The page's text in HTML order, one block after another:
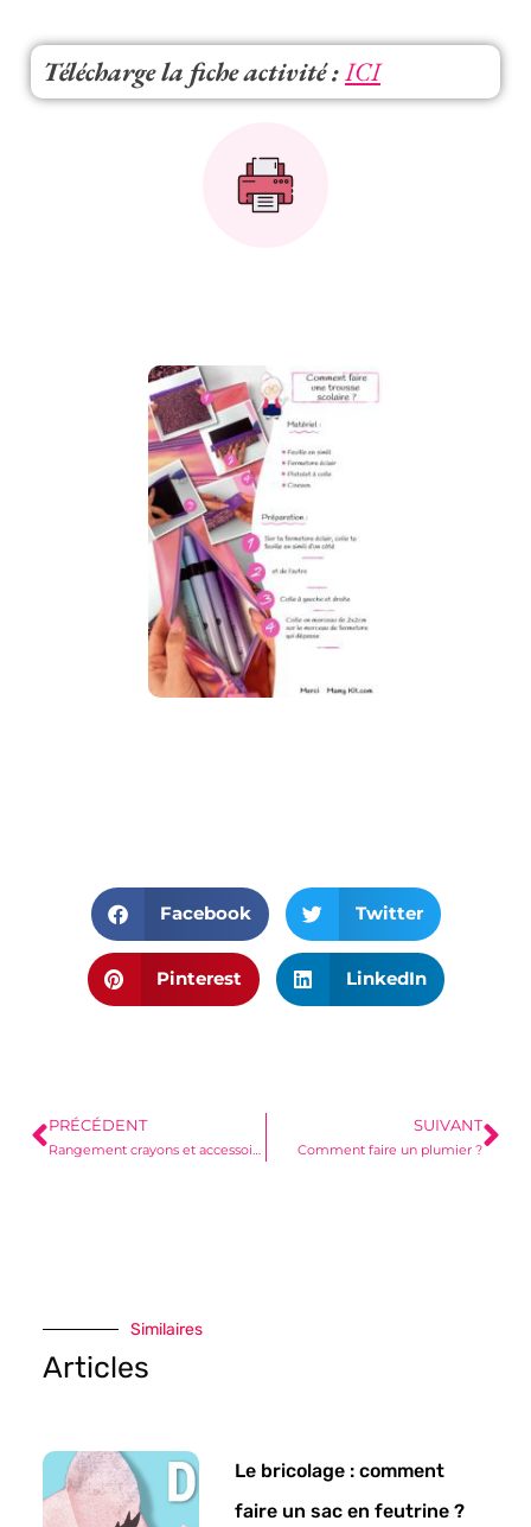
Télécharge la fiche activité :ICI
Facebook Twitter
Pinterest LinkedIn
PRÉCÉDENT
Rangement crayons et accessoires
SUIVANT
Comment faire un plumier ?
Similaires
Articles
Le bricolage : comment
faire un sac en feutrine ?